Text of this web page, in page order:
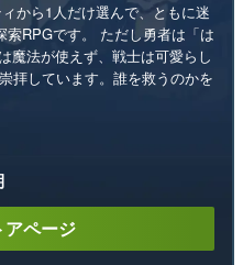
から1人だけ選んで、ともに迷
RPGです。 ただし勇者は「は
魔法が使えず、戦士は可愛らし
拝しています。誰を救うのかを
ページ